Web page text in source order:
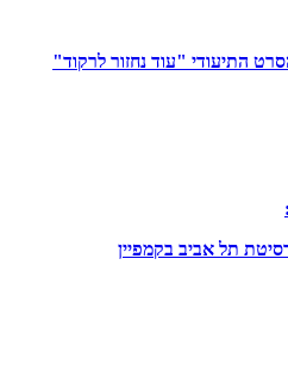
התיעודי "עוד נחזור לרקוד"
תל אביב בקמפיין